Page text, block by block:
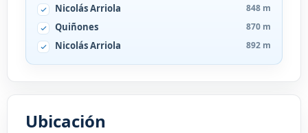
Nicolás Arriola 848 m
Quiñones 870 m
Nicolás Arriola 892 m
Ubicación